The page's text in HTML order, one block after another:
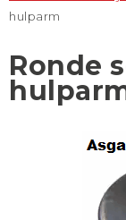
hulparm
Ronde